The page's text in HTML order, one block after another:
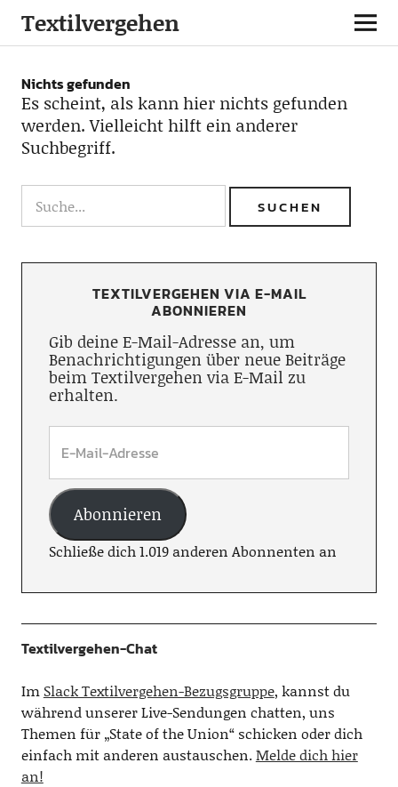
Textilvergehen
Nichts gefunden
Es scheint, als kann hier nichts gefunden
werden. Vielleicht hilft ein anderer
Suchbegriff.
TEXTILVERGEHEN VIA E-MAIL
ABONNIEREN
Gib deine E-Mail-Adresse an, um
Benachrichtigungen über neue Beiträge
beim Textilvergehen via E-Mail zu
erhalten.
Abonnieren
Schließe dich 1.019 anderen Abonnenten an
Textilvergehen-Chat
Im Slack Textilvergehen-Bezugsgruppe, kannst du
während unserer Live-Sendungen chatten, uns
Themen für „State of the Union“ schicken oder dich
einfach mit anderen austauschen.Melde dich hier
an!